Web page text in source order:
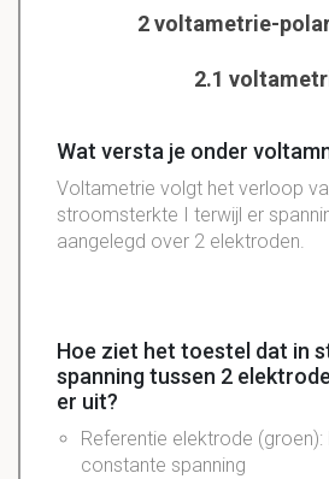
2 voltametrie-
2.1
Wat versta je onder
Voltametrie volgt het verloop
stroomsterkte I terwijl er
aangelegd over 2 elektroden.
Hoe ziet het toestel dat in
spanning tussen 2
er uit?
Referentie elektrode (groen):
constante spanning